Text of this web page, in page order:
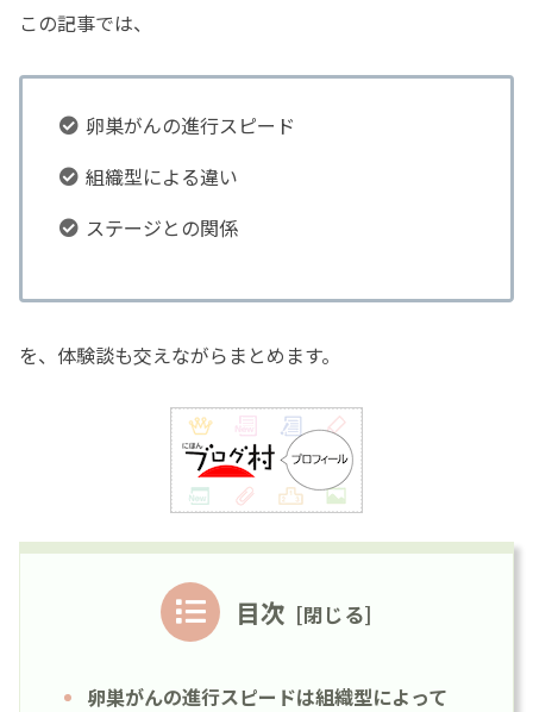
この記事では、
卵巣がんの進行スピード
組織型による違い
ステージとの関係
を、体験談も交えながらまとめます。
目次
卵巣がんの進行スピードは組織型によって